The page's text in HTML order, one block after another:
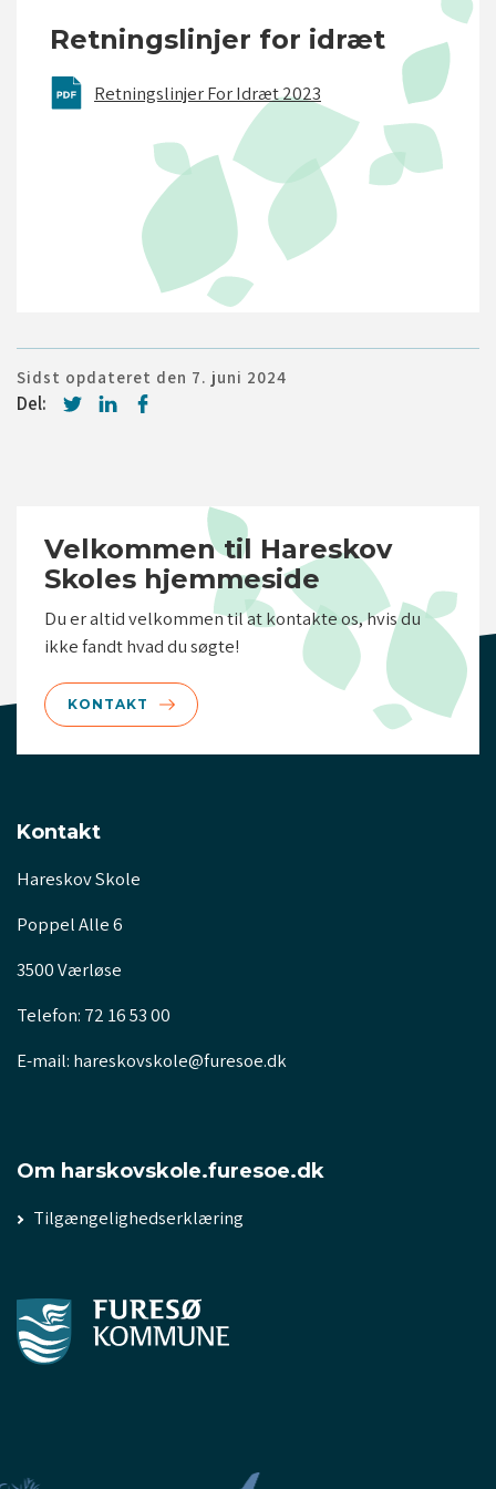
Retningslinjer for idræt
Retningslinjer For Idræt 2023
Sidst opdateret den 7. juni 2024
Del:
Velkommen til Hareskov
Skoles hjemmeside
Du er altid velkommen til at kontakte os, hvis du
ikke fandt hvad du søgte!
KONTAKT
Kontakt
Hareskov Skole
Poppel Alle 6
3500 Værløse
Telefon: 72 16 53 00
E-mail: hareskovskole@furesoe.dk
Om harskovskole.furesoe.dk
Tilgængelighedserklæring